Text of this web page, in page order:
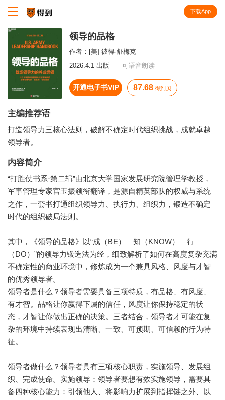
下载App
领导的品格
作者： [美] 彼得·舒梅克
2026.4.1 出版
可语音朗读
开通电子书VIP 87.68 得到贝
主编推荐语
打造领导力三核心法则，破解不确定时代组织挑战，成就卓越
领导者。
内容简介
“打胜仗书系·第二辑”由北京大学国家发展研究院管理学教授，
军事管理专家宫玉振领衔翻译，是源自精英部队的权威与系统
之作，一套书打通组织领导力、执行力、组织力，锻造不确定
时代的组织破局法则。
其中，《领导的品格》以“成（BE）—知（KNOW）—行
（DO）”的领导力锻造法为经，细致解析了如何在高度复杂充满
不确定性的商业环境中，修炼成为一个兼具风格、风度与才智
的优秀领导者。
领导者是什么？领导者需要具备三项特质，有品格、有风度、
有才智。品格让你赢得下属的信任，风度让你保持稳定的状
态，才智让你做出正确的决策。三者结合，领导者才可能在复
杂的环境中持续表现出清晰、一致、可预期、可信赖的行为特
征。
领导者做什么？领导者具有三项核心职责，实施领导、发展组
织、完成使命。实施领导：领导者要想有效实施领导，需要具
备四种核心能力：引领他人、将影响力扩展到指挥链之外、以